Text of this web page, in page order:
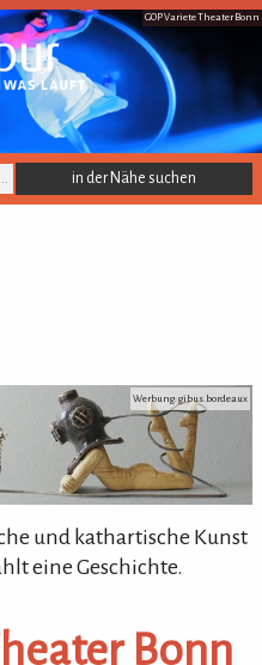
GOP Variete Theater Bonn
Werbung: gibus.bordeaux
und kathartische Kunst
eine Geschichte.
Bonn